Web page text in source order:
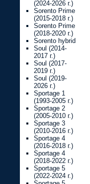
(2024-2026 г.)
Sorento Prime
(2015-2018 г.)
Sorento Prime
(2018-2020 г.)
Sorento hybrid
Soul (2014-
2017 г.)
Soul (2017-
2019 г.)
Soul (2019-
2026 г.)
Sportage 1
(1993-2005 г.)
Sportage 2
(2005-2010 г.)
Sportage 3
(2010-2016 г.)
Sportage 4
(2016-2018 г.)
Sportage 4
(2018-2022 г.)
Sportage 5
(2022-2024 г.)